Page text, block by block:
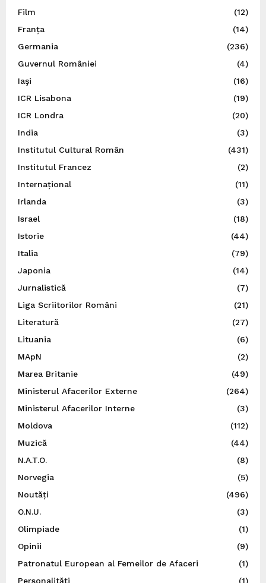
Film
(12)
Franța
(14)
Germania
(236)
Guvernul României
(4)
Iaşi
(16)
ICR Lisabona
(19)
ICR Londra
(20)
India
(3)
Institutul Cultural Român
(431)
Institutul Francez
(2)
Internațional
(11)
Irlanda
(3)
Israel
(18)
Istorie
(44)
Italia
(79)
Japonia
(14)
Jurnalistică
(7)
Liga Scriitorilor Români
(21)
Literatură
(27)
Lituania
(6)
MApN
(2)
Marea Britanie
(49)
Ministerul Afacerilor Externe
(264)
Ministerul Afacerilor Interne
(3)
Moldova
(112)
Muzică
(44)
N.A.T.O.
(8)
Norvegia
(5)
Noutăți
(496)
O.N.U.
(3)
Olimpiade
(1)
Opinii
(9)
Patronatul European al Femeilor de Afaceri
(1)
Personalități
(1)